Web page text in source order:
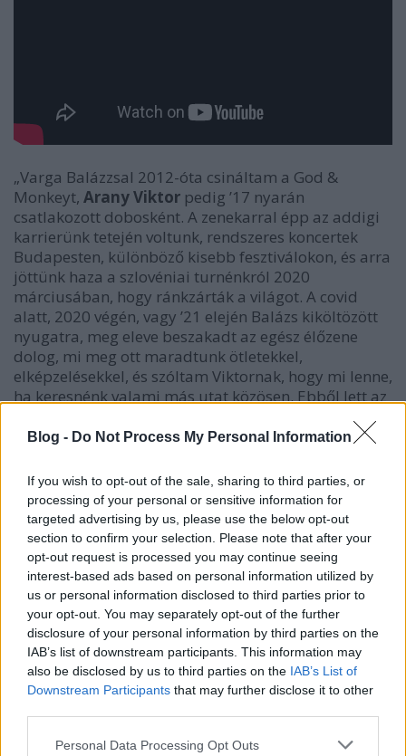
Blog - Do Not Process My Personal Information
If you wish to opt-out of the sale, sharing to third parties, or
processing of your personal or sensitive information for
targeted advertising by us, please use the below opt-out
section to confirm your selection. Please note that after your
opt-out request is processed you may continue seeing
interest-based ads based on personal information utilized by
us or personal information disclosed to third parties prior to
your opt-out. You may separately opt-out of the further
disclosure of your personal information by third parties on the
IAB’s list of downstream participants. This information may
also be disclosed by us to third parties on the IAB’s List of
Downstream Participants that may further disclose it to other
Please note that this website/app uses one or more Google
Personal Data Processing Opt Outs
„Varga Balázzsal 2012-óta csináltam a God &
Monkeyt, Arany Viktor pedig ’17 nyarán
csatlakozott dobosként. A zenekarral épp az addigi
karrierünk tetején voltunk, rendszeres koncertek
Budapesten, különböző kisebb fesztiválokon, és arra
jöttünk haza a szlovéniai turnénkról 2020
márciusában, hogy ránkzárták a világot. A covid
alatt, 2020 végén, vagy ’21 elején Balázs kiköltözött
nyugatra, meg eleve beszakadt az egész élőzene
dolog, mi meg ott maradtunk ötletekkel,
elképzelésekkel, és szóltam Viktornak, hogy mi lenne,
ha keresnénk valami más utat közösen. Ebből lett az
sőt, alig volt valamink, amivel zenélhettünk.
Megvettük a piacon legolcsóbban elérhető szintiket,
és próbáltunk valami, legalább számunkra
elviselhető dolgot csinálni. Ez aztán egyre jobban
ment, tartottunk házibulikat, ahol a szárnyainkat
próbálgattuk.. visszanézve, ezek nyilván elég bénák
voltak, de valahogy muszáj volt emberek elé állni.
Aztán nagyobb közönség elé vittük a dolgot. Először
a Vittulában jártunk, ahol egy nagyon jó hangulatú
bulit csináltunk. Aztán jött a Gólya, a Központ, a
Szimpla, a Dürer Tilos Maraton… utóbbi volt az
egyik legjobb bulink talán. Valamiért a
szimplásoknak annyira megtetszettünk, hogy idénre